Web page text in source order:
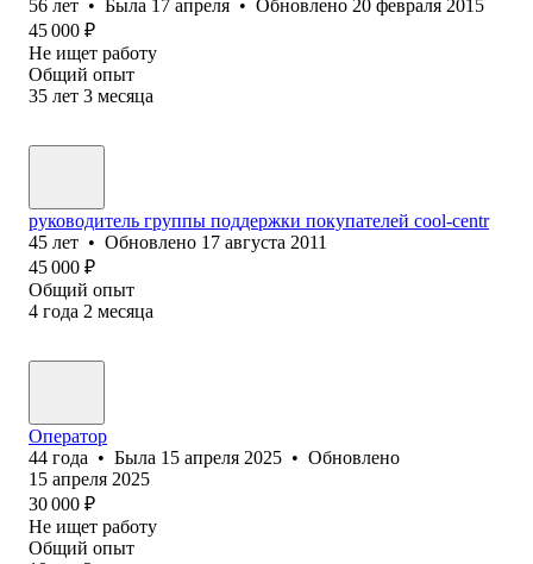
56 лет • Была 17 апреля • Обновлено 20 февраля 2015
45 000 ₽
Не ищет работу
Общий опыт
35 лет 3 месяца
руководитель группы поддержки покупателей cool-centr
45 лет • Обновлено 17 августа 2011
45 000 ₽
Общий опыт
4 года 2 месяца
Оператор
44 года • Была 15 апреля 2025 • Обновлено
15 апреля 2025
30 000 ₽
Не ищет работу
Общий опыт